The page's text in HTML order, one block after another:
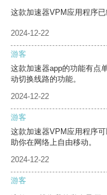
这款加速器VPM应用程序
2024-12-22
游客
这款加速器app的功能有点
动切换线路的功能。
2024-12-22
游客
这款加速器VPM应用程序
助你在网络上自由移动。
2024-12-22
游客